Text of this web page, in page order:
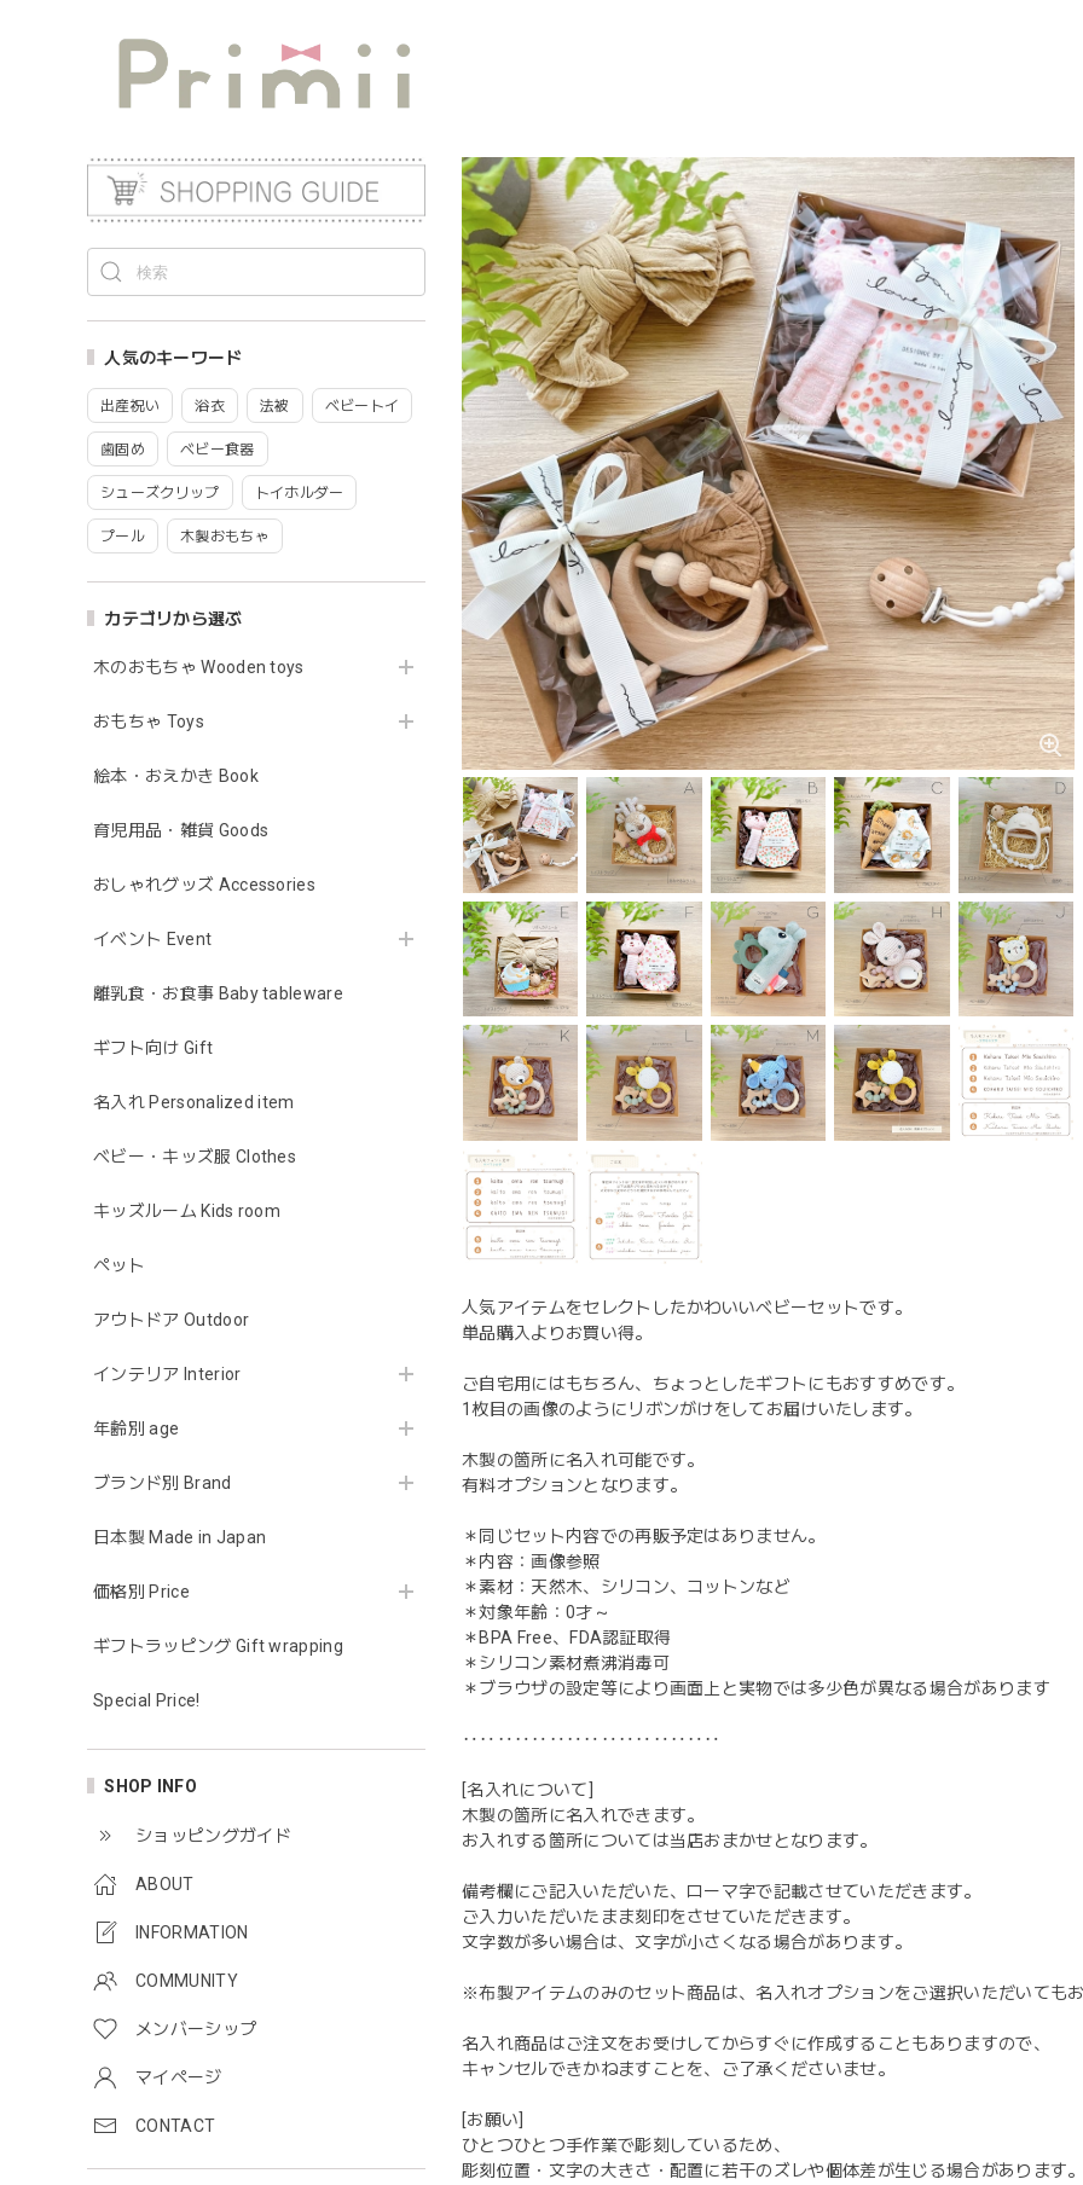
人気のキーワード
出産祝い 浴衣 法被 ベビートイ
歯固め ベビー食器
シューズクリップ トイホルダー
プール 木製おもちゃ
カテゴリから選ぶ
木のおもちゃ Wooden toys
おもちゃ Toys
絵本・おえかき Book
育児用品・雑貨 Goods
おしゃれグッズ Accessories
イベント Event
離乳食・お食事 Baby tableware
ギフト向け Gift
名入れ Personalized item
ベビー・キッズ服 Clothes
キッズルーム Kids room
ペット
アウトドア Outdoor
インテリア Interior
年齢別 age
ブランド別 Brand
日本製 Made in Japan
価格別 Price
ギフトラッピング Gift wrapping
Special Price!
SHOP INFO
ショッピングガイド
ABOUT
INFORMATION
COMMUNITY
メンバーシップ
マイページ
CONTACT
人気アイテムをセレクトしたかわいいベビーセットです。
単品購入よりお買い得。
ご自宅用にはもちろん、ちょっとしたギフトにもおすすめです。
1枚目の画像のようにリボンがけをしてお届けいたします。
木製の箇所に名入れ可能です。
有料オプションとなります。
＊同じセット内容での再販予定はありません。
＊内容：画像参照
＊素材：天然木、シリコン、コットンなど
＊対象年齢：0才～
＊BPA Free、FDA認証取得
＊シリコン素材煮沸消毒可
＊ブラウザの設定等により画面上と実物では多少色が異なる場合があります
‥‥‥‥‥‥‥‥‥‥‥‥‥‥‥
[名入れについて]
木製の箇所に名入れできます。
お入れする箇所については当店おまかせとなります。
備考欄にご記入いただいた、ローマ字で記載させていただきます。
ご入力いただいたまま刻印をさせていただきます。
文字数が多い場合は、文字が小さくなる場合があります。
※布製アイテムのみのセット商品は、名入れオプションをご選択いただいてもお
名入れ商品はご注文をお受けしてからすぐに作成することもありますので、
キャンセルできかねますことを、ご了承くださいませ。
[お願い]
ひとつひとつ手作業で彫刻しているため、
彫刻位置・文字の大きさ・配置に若干のズレや個体差が生じる場合があります。